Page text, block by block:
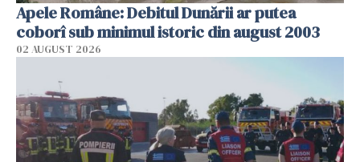
Apele Române: Debitul Dunării ar putea
coborî sub minimul istoric din august 2003
02 AUGUST 2026